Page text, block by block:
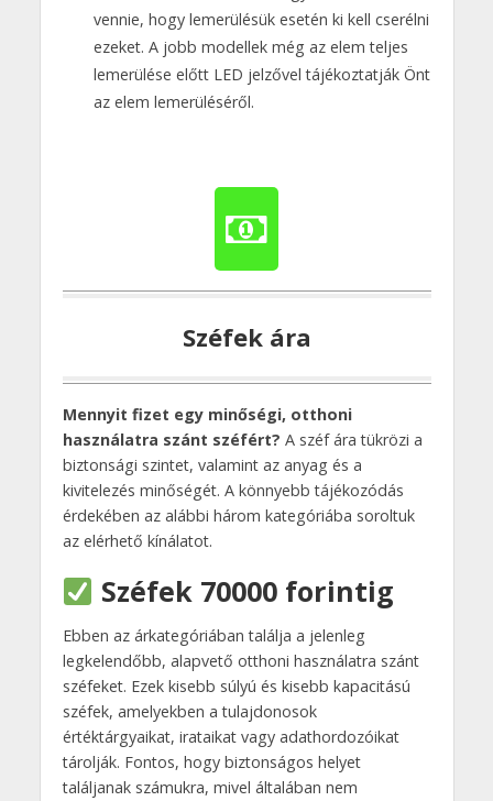
vennie, hogy lemerülésük esetén ki kell cserélni
ezeket. A jobb modellek még az elem teljes
lemerülése előtt LED jelzővel tájékoztatják Önt
az elem lemerüléséről.
Széfek ára
Mennyit fizet egy minőségi, otthoni
használatra szánt széfért? A széf ára tükrözi a
biztonsági szintet, valamint az anyag és a
kivitelezés minőségét. A könnyebb tájékozódás
érdekében az alábbi három kategóriába soroltuk
az elérhető kínálatot.
Széfek 70000 forintig
Ebben az árkategóriában találja a jelenleg
legkelendőbb, alapvető otthoni használatra szánt
széfeket. Ezek kisebb súlyú és kisebb kapacitású
széfek, amelyekben a tulajdonosok
értéktárgyaikat, irataikat vagy adathordozóikat
tárolják. Fontos, hogy biztonságos helyet
találjanak számukra, mivel általában nem